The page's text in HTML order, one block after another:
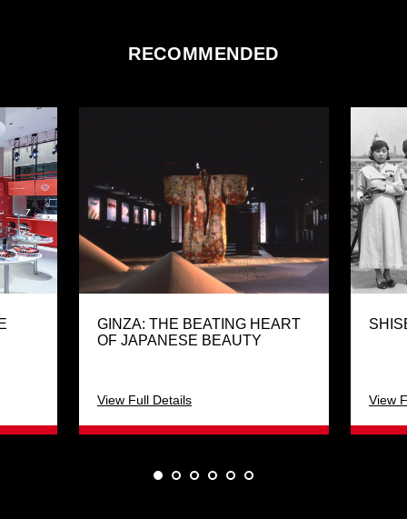
RECOMMENDED
GINZA: THE BEATING HEART
OF JAPANESE BEAUTY
View Full Details View